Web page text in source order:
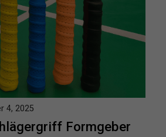
Formgeber
4, 2025